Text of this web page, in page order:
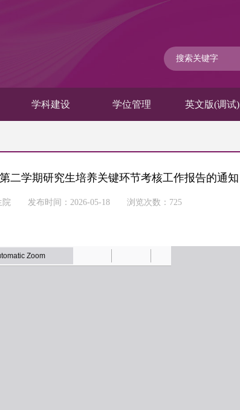
学科建设 学位管理 英文版(调试)
二学期研究生培养关键环节考核工作报告的通知
院 发布时间：2026-05-18 浏览次数： 725